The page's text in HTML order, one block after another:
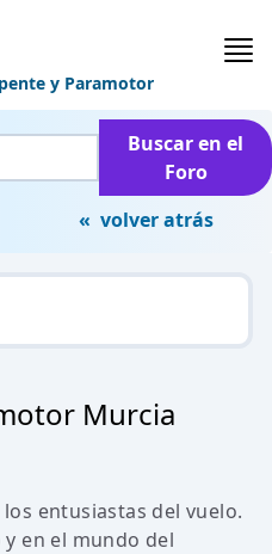
y Paramotor
Buscar en el
Foro
« volver atrás
Murcia
entusiastas del vuelo.
en el mundo del